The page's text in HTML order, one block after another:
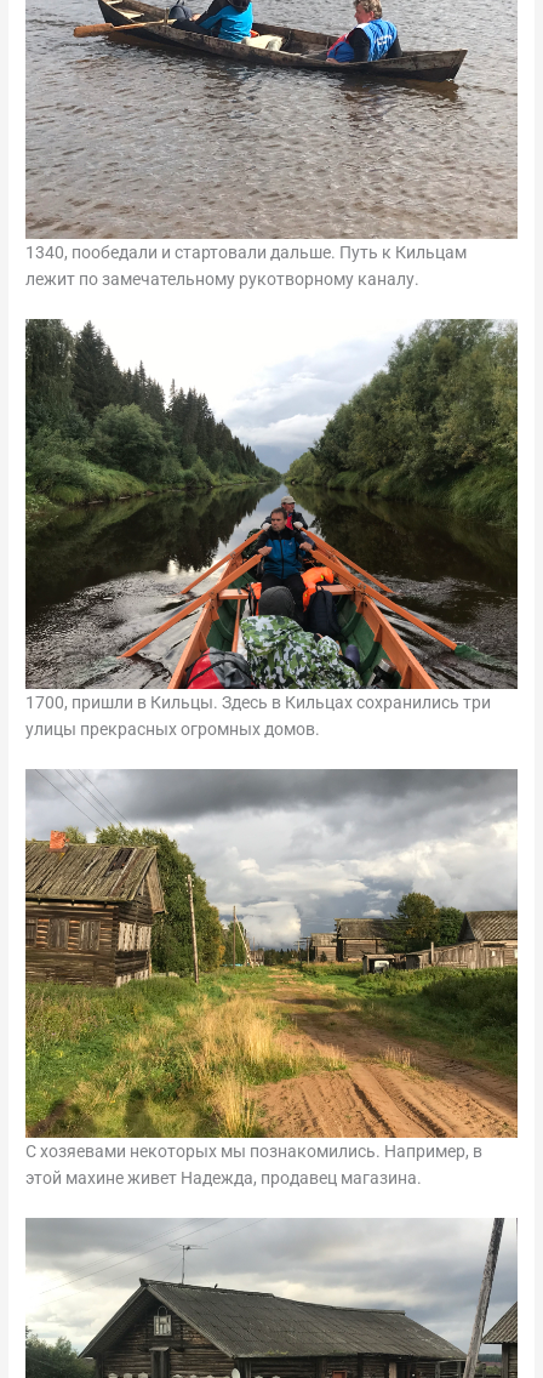
1340, пообедали и стартовали дальше. Путь к Кильцам
лежит по замечательному рукотворному каналу.
1700, пришли в Кильцы. Здесь в Кильцах сохранились три
улицы прекрасных огромных домов.
С хозяевами некоторых мы познакомились. Например, в
этой махине живет Надежда, продавец магазина.